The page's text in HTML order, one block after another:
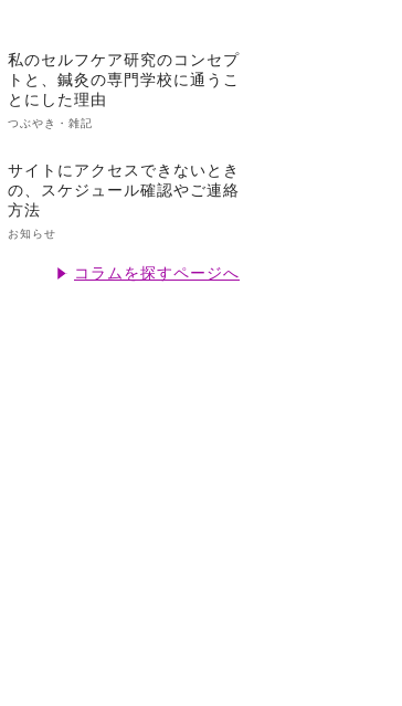
私のセルフケア研究のコンセプ
トと、鍼灸の専門学校に通うこ
とにした理由
つぶやき・雑記
サイトにアクセスできないとき
の、スケジュール確認やご連絡
方法
お知らせ
コラムを探すページへ